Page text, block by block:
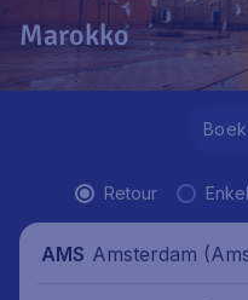
Marokko
Retour
AMS Amsterdam